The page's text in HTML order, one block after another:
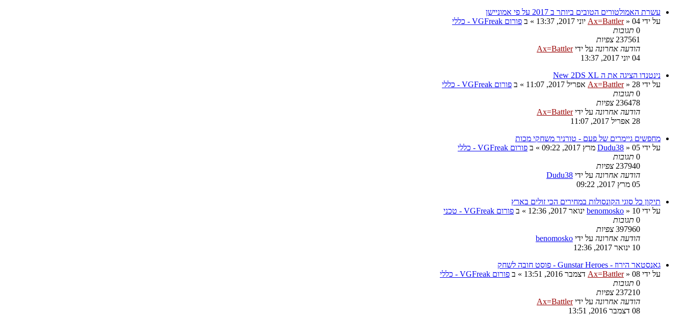
עשרת האמולטורים הטובים ביותר ב 2017 על פי אמוניישן
על ידי
Ax=Battler» 04 יוני 2017, 13:37 » ב פורום VGFreak - כללי
0 תגובות
237561 צפיות
הודעה אחרונה על ידיAx=Battler
04 יוני 2017, 13:37
נינטנדו הציגה את ה New 2DS XL
על ידי
Ax=Battler» 28 אפריל 2017, 11:07 » ב פורום VGFreak - כללי
0 תגובות
236478 צפיות
הודעה אחרונה על ידיAx=Battler
28 אפריל 2017, 11:07
מחפשים גיימרים של פעם - טורניר משחקי מכות
על ידי
Dudu38 » 05 מרץ 2017, 09:22 » ב פורום VGFreak - כללי
0 תגובות
237940 צפיות
הודעה אחרונה על ידי Dudu38
05 מרץ 2017, 09:22
תיקון כל סוגי הקונסולות במחירים הכי זולים בארץ
על ידי
benomosko » 10 ינואר 2017, 12:36 » ב פורום VGFreak - טכני
0 תגובות
397960 צפיות
הודעה אחרונה על ידי benomosko
10 ינואר 2017, 12:36
גאנסטאר הירוז - Gunstar Heroes - פוסט חובה לשחק
על ידי
Ax=Battler» 08 דצמבר 2016, 13:51 » ב פורום VGFreak - כללי
0 תגובות
237210 צפיות
הודעה אחרונה על ידיAx=Battler
08 דצמבר 2016, 13:51